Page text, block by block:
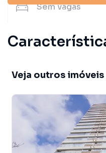
Semvagas
Veja outros